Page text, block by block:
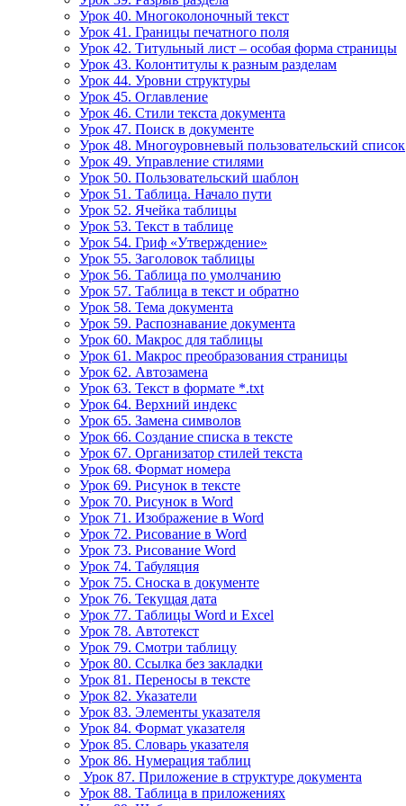
Урок 40. Многоколоночный текст
Урок 41. Границы печатного поля
Урок 42. Титульный лист – особая форма страницы
Урок 43. Колонтитулы к разным разделам
Урок 44. Уровни структуры
Урок 45. Оглавление
Урок 46. Стили текста документа
Урок 47. Поиск в документе
Урок 48. Многоуровневый пользовательский список
Урок 49. Управление стилями
Урок 50. Пользовательский шаблон
Урок 51. Таблица. Начало пути
Урок 52. Ячейка таблицы
Урок 53. Текст в таблице
Урок 54. Гриф «Утверждение»
Урок 55. Заголовок таблицы
Урок 56. Таблица по умолчанию
Урок 57. Таблица в текст и обратно
Урок 58. Тема документа
Урок 59. Распознавание документа
Урок 60. Макрос для таблицы
Урок 61. Макрос преобразования страницы
Урок 62. Автозамена
Урок 63. Текст в формате *.txt
Урок 64. Верхний индекс
Урок 65. Замена символов
Урок 66. Создание списка в тексте
Урок 67. Организатор стилей текста
Урок 68. Формат номера
Урок 69. Рисунок в тексте
Урок 70. Рисунок в Word
Урок 71. Изображение в Word
Урок 72. Рисование в Word
Урок 73. Рисование Word
Урок 74. Табуляция
Урок 75. Сноска в документе
Урок 76. Текущая дата
Урок 77. Таблицы Word и Excel
Урок 78. Автотекст
Урок 79. Смотри таблицу
Урок 80. Ссылка без закладки
Урок 81. Переносы в тексте
Урок 82. Указатели
Урок 83. Элементы указателя
Урок 84. Формат указателя
Урок 85. Словарь указателя
Урок 86. Нумерация таблиц
Урок 87. Приложение в структуре документа
Урок 88. Таблица в приложениях